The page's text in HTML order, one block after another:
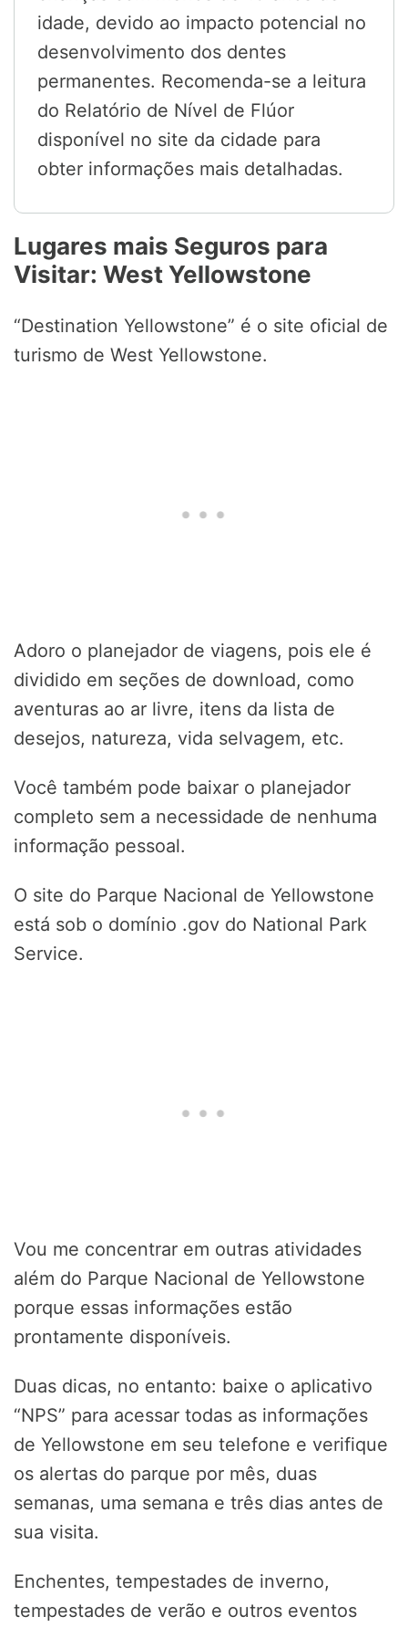
idade, devido ao impacto potencial no
desenvolvimento dos dentes
permanentes. Recomenda-se a leitura
do Relatório de Nível de Flúor
disponível no site da cidade para
obter informações mais detalhadas.
Lugares mais Seguros para
Visitar: West Yellowstone
“Destination Yellowstone” é o site oficial de
turismo de West Yellowstone.
Adoro o planejador de viagens, pois ele é
dividido em seções de download, como
aventuras ao ar livre, itens da lista de
desejos, natureza, vida selvagem, etc.
Você também pode baixar o planejador
completo sem a necessidade de nenhuma
informação pessoal.
O site do Parque Nacional de Yellowstone
está sob o domínio .gov do National Park
Service.
Vou me concentrar em outras atividades
além do Parque Nacional de Yellowstone
porque essas informações estão
prontamente disponíveis.
Duas dicas, no entanto: baixe o aplicativo
“NPS” para acessar todas as informações
de Yellowstone em seu telefone e verifique
os alertas do parque por mês, duas
semanas, uma semana e três dias antes de
sua visita.
Enchentes, tempestades de inverno,
tempestades de verão e outros eventos